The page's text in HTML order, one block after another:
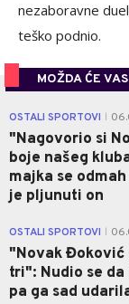
nezaboravne
teško podnio.
MOŽDA ĆE
OSTALI SPORTOVI
"Nagovorio si
boje našeg
majka se
je pljunuti on
OSTALI SPORTOVI
"Novak Đoković
tri": Nudio se
pa ga sad